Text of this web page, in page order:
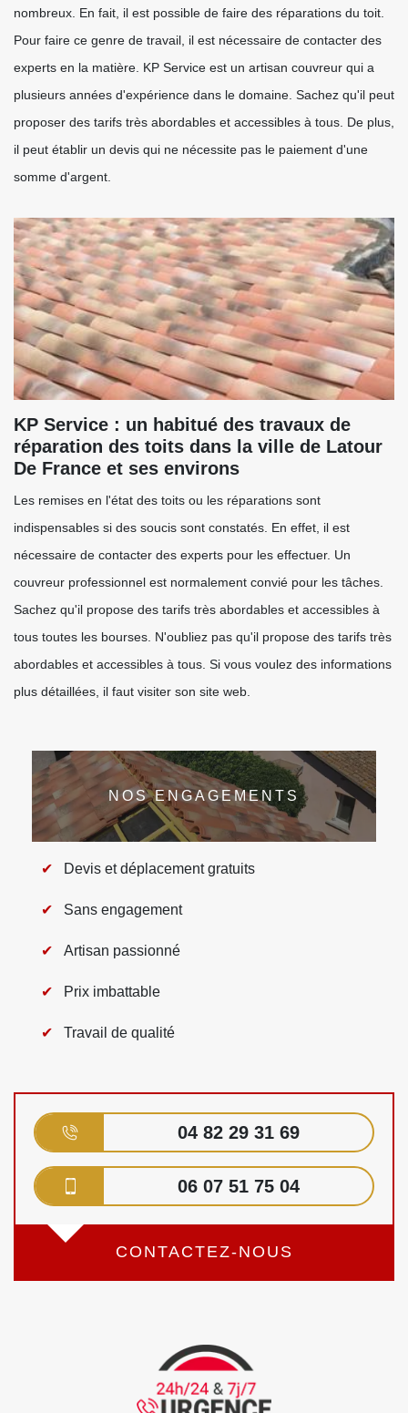
nombreux. En fait, il est possible de faire des réparations du toit.
Pour faire ce genre de travail, il est nécessaire de contacter des
experts en la matière. KP Service est un artisan couvreur qui a
plusieurs années d'expérience dans le domaine. Sachez qu'il peut
proposer des tarifs très abordables et accessibles à tous. De plus,
il peut établir un devis qui ne nécessite pas le paiement d'une
somme d'argent.
KP Service : un habitué des travaux de
réparation des toits dans la ville de Latour
De France et ses environs
Les remises en l'état des toits ou les réparations sont
indispensables si des soucis sont constatés. En effet, il est
nécessaire de contacter des experts pour les effectuer. Un
couvreur professionnel est normalement convié pour les tâches.
Sachez qu'il propose des tarifs très abordables et accessibles à
tous toutes les bourses. N'oubliez pas qu'il propose des tarifs très
abordables et accessibles à tous. Si vous voulez des informations
plus détaillées, il faut visiter son site web.
NOS ENGAGEMENTS
Devis et déplacement gratuits
Sans engagement
Artisan passionné
Prix imbattable
Travail de qualité
04 82 29 31 69
06 07 51 75 04
CONTACTEZ-NOUS